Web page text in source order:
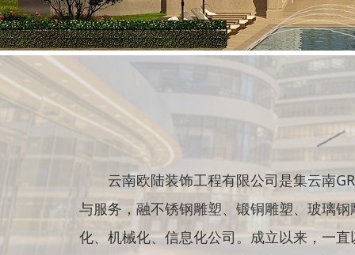
云南欧陆装饰工程有限公司是集云南
与服务，融不锈钢雕塑、锻铜雕塑、玻璃
化、机械化、信息化公司。成立以来，一